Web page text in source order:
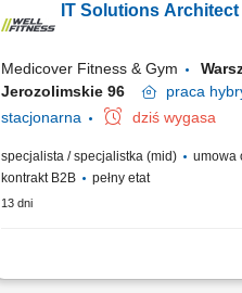
architekturę IT w całej organizacji.
doświadczeniem. Na co dzień
IT Solutions Architect
Medicover Fitness & Gym
Jerozolimskie 96
praca
stacjonarna
dziś wygasa
specjalista / specjalistka (mid)
umowa
kontrakt B2B
pełny etat
13 dni
Poszukiwany doświadczony i